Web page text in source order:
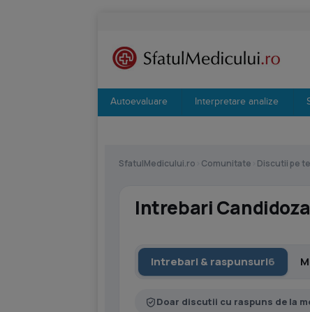
Autoevaluare Interpretare analize
SfatulMedicului.ro Comunitate Discutii pe
Intrebari
Intrebari & raspunsuri6
Doar discutii cu raspuns de la